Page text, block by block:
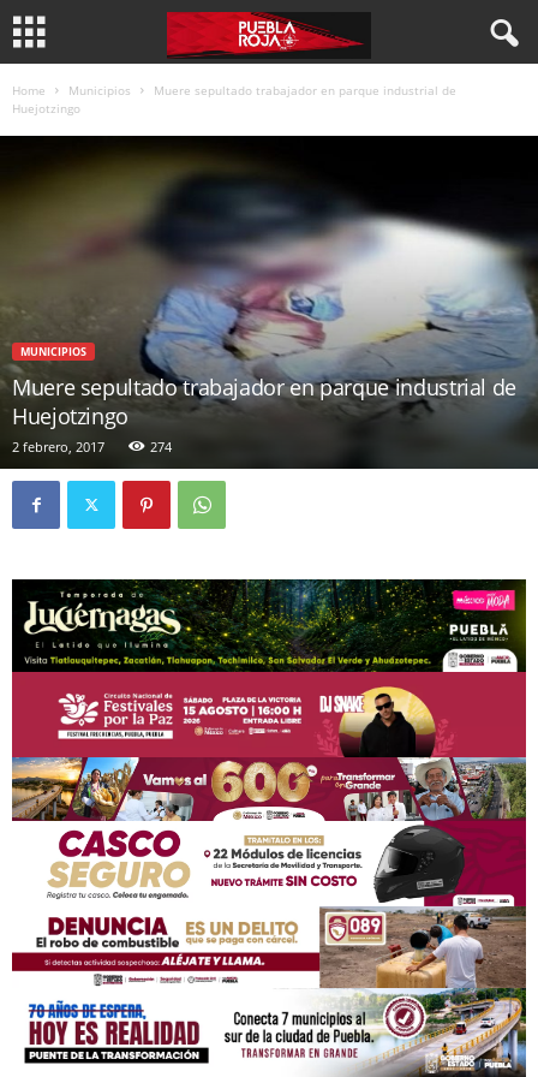
Home Municipios
Muere sepultado trabajador en parque industrial de
Huejotzingo
MUNICIPIOS
Muere sepultado trabajador en parque industrial de
Huejotzingo
2 febrero, 2017 274